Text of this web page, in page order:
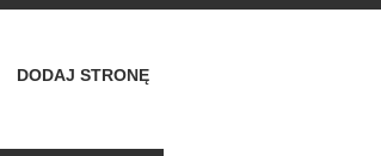
DODAJ STRONĘ